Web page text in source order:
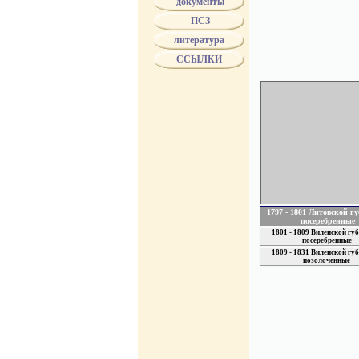
ПСЗ
литература
ССЫЛКИ
губернаторы имели
прокуроры. Эта
В 1824 г. цветовые
входящих в каждое
некоторых губерний
Различие между
должны были быть из
с 1834 года
с 1853 года по 1856
4 июля 1857 года был
территориальных
в 1858 году всем
указаны особые
1797 - 1801 Литовской
посеребренные
1801 - 1809 Виленской
посеребренные
1809 - 1831 Виленской
позолоченные